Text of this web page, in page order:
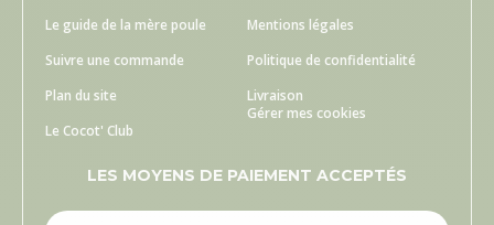
Le guide de la mère poule
Suivre une commande
Plan du site
Le Cocot' Club
Mentions légales
Politique de confidentialité
Livraison
Gérer mes cookies
LES MOYENS DE PAIEMENT ACCEPTÉS